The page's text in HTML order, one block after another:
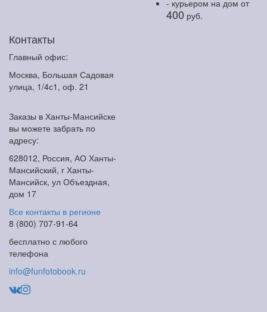
- курьером на дом от
400 руб.
Контакты
Главный офис:
Москва, Большая Садовая
улица, 1/4с1, оф. 21
Заказы в Ханты-Мансийске
вы можете забрать по
адресу:
628012, Россия, АО Ханты-
Мансийский, г Ханты-
Мансийск, ул Объездная,
дом 17
Все контакты в регионе
8 (800) 707-91-64
бесплатно с любого
телефона
info@funfotobook.ru